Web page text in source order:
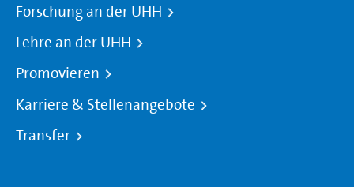
Forschung an der UHH
Lehre an der UHH
Promovieren
Karriere & Stellenangebote
Transfer